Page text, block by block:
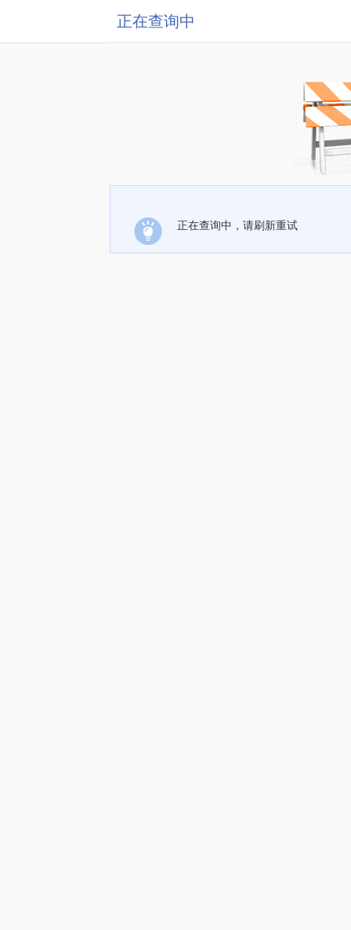
正在查询中
正在查询中，请刷新重试